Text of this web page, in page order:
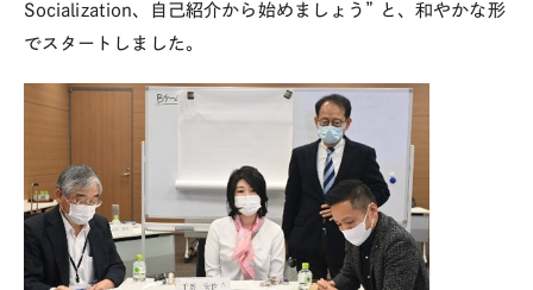
Socialization、自己紹介から始めましょう” と、和やかな形
でスタートしました。